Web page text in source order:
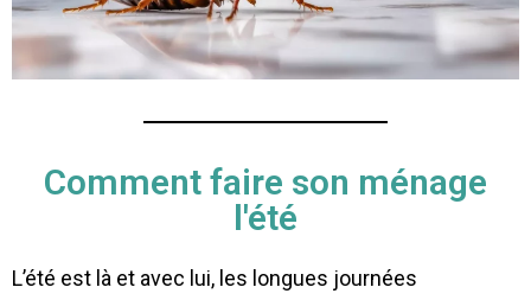
Comment faire son ménage
l'été
L’été est là et avec lui, les longues journées